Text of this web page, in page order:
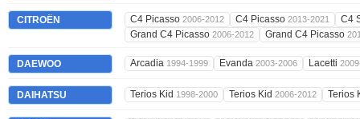
CITROËN C4 Picasso 2006-2012 C4 Picasso 2013-2021
C4
Grand C4 Picasso 2006-2012 Grand C4 Picasso
DAEWOO Arcadia 1994-1999 Evanda 2003-2006 Lacetti
DAIHATSU Terios Kid 1998-2000 Terios Kid 2006-2012 Terios